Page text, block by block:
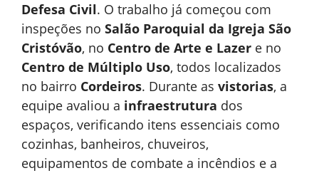
Defesa Civil. O trabalho já começou com
inspeções no Salão Paroquial da Igreja São
Cristóvão, no Centro de Arte e Lazer e no
Centro de Múltiplo Uso, todos localizados
no bairro Cordeiros. Durante as vistorias, a
equipe avaliou a infraestrutura dos
espaços, verificando itens essenciais como
cozinhas, banheiros, chuveiros,
equipamentos de combate a incêndios e a